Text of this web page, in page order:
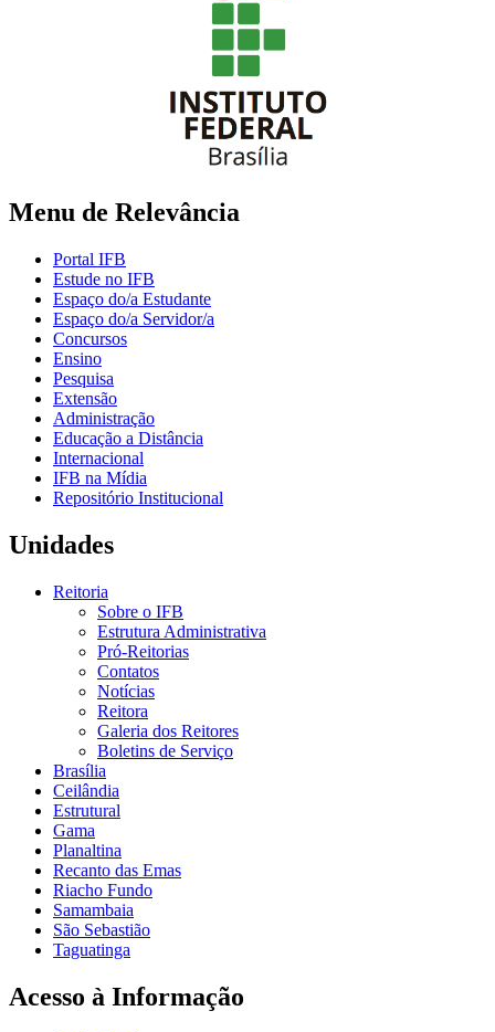
Menu de Relevância
Portal IFB
Estude no IFB
Espaço do/a Estudante
Espaço do/a Servidor/a
Concursos
Ensino
Pesquisa
Extensão
Administração
Educação a Distância
Internacional
IFB na Mídia
Repositório Institucional
Unidades
Reitoria
Sobre o IFB
Estrutura Administrativa
Pró-Reitorias
Contatos
Notícias
Reitora
Galeria dos Reitores
Boletins de Serviço
Brasília
Ceilândia
Estrutural
Gama
Planaltina
Recanto das Emas
Riacho Fundo
Samambaia
São Sebastião
Taguatinga
Acesso à Informação